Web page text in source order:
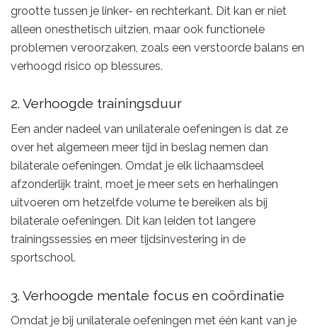
grootte tussen je linker- en rechterkant. Dit kan er niet
alleen onesthetisch uitzien, maar ook functionele
problemen veroorzaken, zoals een verstoorde balans en
verhoogd risico op blessures.
2. Verhoogde trainingsduur
Een ander nadeel van unilaterale oefeningen is dat ze
over het algemeen meer tijd in beslag nemen dan
bilaterale oefeningen. Omdat je elk lichaamsdeel
afzonderlijk traint, moet je meer sets en herhalingen
uitvoeren om hetzelfde volume te bereiken als bij
bilaterale oefeningen. Dit kan leiden tot langere
trainingssessies en meer tijdsinvestering in de
sportschool.
3. Verhoogde mentale focus en coördinatie
Omdat je bij unilaterale oefeningen met één kant van je